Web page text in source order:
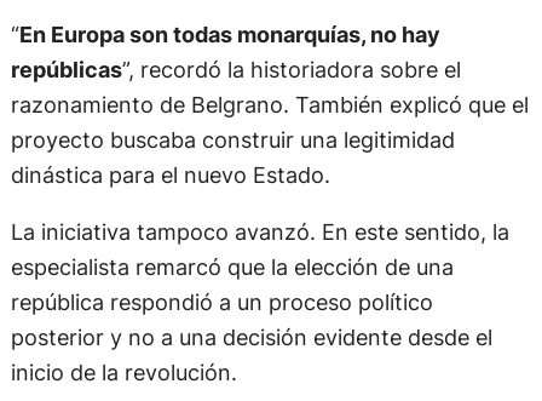
“En Europa son todas monarquías, no hay
repúblicas”, recordó la historiadora sobre el
razonamiento de Belgrano. También explicó que el
proyecto buscaba construir una legitimidad
dinástica para el nuevo Estado.
La iniciativa tampoco avanzó. En este sentido, la
especialista remarcó que la elección de una
república respondió a un proceso político
posterior y no a una decisión evidente desde el
inicio de la revolución.